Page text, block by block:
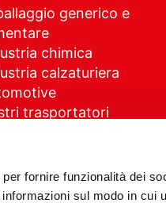
fornire funzionalità dei
sul modo in cui
generico e
chimica
calzaturiera
trasportatori
civili e serre